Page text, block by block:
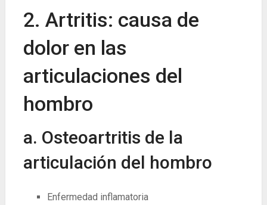
2. Artritis: causa de
dolor en las
articulaciones del
hombro
a. Osteoartritis de la
articulación del hombro
Enfermedad inflamatoria